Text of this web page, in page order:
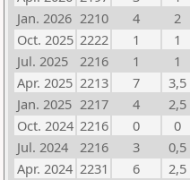
Jan. 2026 2210 4
2
Oct. 2025 2222 1
1
Jul. 2025
2216 1
1
Apr. 2025 2213 7
3,5
Jan. 2025 2217 4
2,5
Oct. 2024 2216 0
0
Jul. 2024
2216 3
0,5
Apr. 2024 2231 6
2,5